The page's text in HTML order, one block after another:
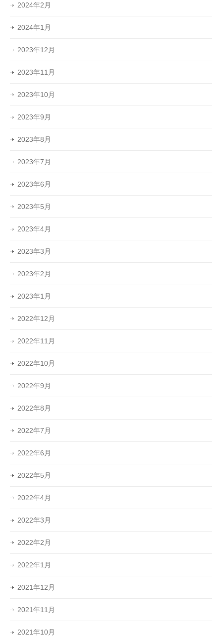
2024年2月
2024年1月
2023年12月
2023年11月
2023年10月
2023年9月
2023年8月
2023年7月
2023年6月
2023年5月
2023年4月
2023年3月
2023年2月
2023年1月
2022年12月
2022年11月
2022年10月
2022年9月
2022年8月
2022年7月
2022年6月
2022年5月
2022年4月
2022年3月
2022年2月
2022年1月
2021年12月
2021年11月
2021年10月